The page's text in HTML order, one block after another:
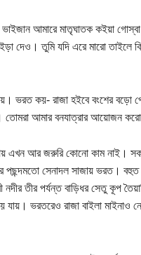
ভাইজান আমারে মাতৃঘাতক কইয়া
দেও। তুমি যদি এরে মারো তাইলে
ভরত কয়- রাজা হইবে বংশের বড়ো
তোমরা আমার বনযাত্রার আয়োজন
এখন আর জরুরি কোনো কাম নাই।
পছন্দমতো সেনাদল সাজায় ভরত। বহুত
তীর পর্যন্ত বাড়িধর সেতু কূপ
ভরতরেও রাজা বাইলা মাইনাও